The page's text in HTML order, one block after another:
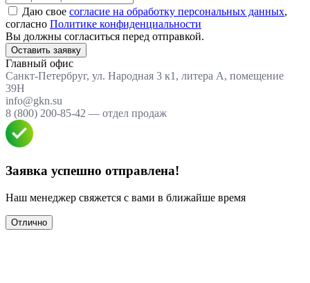
Даю свое согласие на обработку персональных данных,
согласно Политике конфиденциальности
Вы должны согласиться перед отправкой.
Оставить заявку
Главный офис
Санкт-Петербруг, ул. Народная 3 к1, литера А, помещение
39Н
info@gkn.su
8 (800) 200-85-42 — отдел продаж
Заявка успешно отправлена!
Наш менеджер свяжется с вами в ближайше время
Отлично